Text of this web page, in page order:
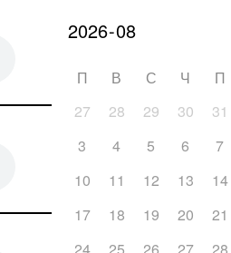
П В С Ч П
27
28 29 30 31
3
4 5 6 7
10
11 12 13 14
17
18 19 20 21
24
25 26 27 28